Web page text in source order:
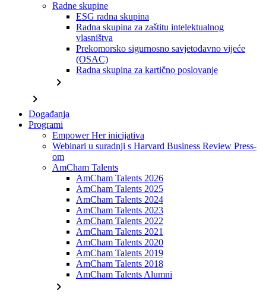
Radne skupine
ESG radna skupina
Radna skupina za zaštitu intelektualnog
vlasništva
Prekomorsko sigurnosno savjetodavno vijeće
(OSAC)
Radna skupina za kartično poslovanje
chevron_right
chevron_right
Događanja
Programi
Empower Her inicijativa
Webinari u suradnji s Harvard Business Review Press-
om
AmCham Talents
AmCham Talents 2026
AmCham Talents 2025
AmCham Talents 2024
AmCham Talents 2023
AmCham Talents 2022
AmCham Talents 2021
AmCham Talents 2020
AmCham Talents 2019
AmCham Talents 2018
AmCham Talents Alumni
chevron_right